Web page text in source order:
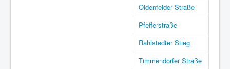
Oldenfelder Straße
Pfefferstraße
Rahlstedter Stieg
Timmendorfer Straße